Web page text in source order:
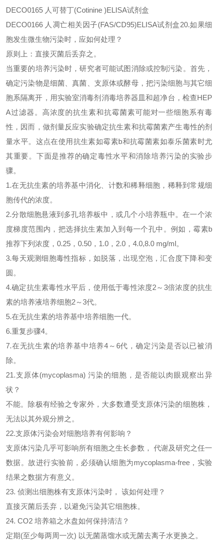
DECO0165 人可替丁(Cotinine )ELISA试剂盒
DECO0166 人凋亡相关因子(FAS/CD95)ELISA试剂盒20.如果细
胞发生微生物污染时，应如何处理？
原则上：直接灭菌后丢弃之。
当重要的培养污染时，研究者可能试图消除或控制污染。首先，
确定污染物是细菌、真菌、支原体或酵母，把污染细胞与其它细
胞系隔离开，用实验室消毒剂消毒培养器皿和超净台，检查HEP
A过滤器。 高浓度的抗生素和抗霉菌素可能对一些细胞系有毒
性，因而，做剂量反应实验确定抗生素和抗霉菌素产生毒性的剂
量水平。这点在使用抗生素如霉素b和抗霉菌素如泰乐菌素时尤
其重要。下面是推荐的确定毒性水平和消除培养污染的实验步
骤。
1.在无抗生素的培养基中消化、计数和稀释细胞，稀释到常规细
胞传代的浓度。
2.分散细胞悬液到多孔培养板中，或几个小培养瓶中。在一个浓
度梯度范围内，把选择抗生素加入到每一个孔中。例如，霉素b
推荐下列浓度， 0.25，0.50，1.0，2.0，4.0,8.0 mg/ml。
3.每天观测细胞毒性指标，如脱落，出现空泡，汇合度下降和变
圆。
4.确定抗生素毒性水平后，使用低于毒性浓度2～3倍浓度的抗生
素的培养液培养细胞2～3代。
5.在无抗生素的培养基中培养细胞一代。
6.重复步骤4。
7.在无抗生素的培养基中培养4～6代，确定污染是否以已被消
除。
21.支原体(mycoplasma) 污染的细胞，是否能以肉眼观察出异
状？
不能。除极有经验之专家外，大多数遭受支原体污染的细胞株，
无法以其外观分辨之。
22.支原体污染会对细胞培养有何影响？
支原体污染几乎可影响所有细胞之生长参数， 代谢及研究之任一
数据。故进行实验前，必须确认细胞为mycoplasma-free，实验
结果之数据方有意义。
23. 侦测出细胞株有支原体污染时， 该如何处理？
直接灭菌后丢弃，以避免污染其它细胞株。
24. CO2 培养箱之水盘如何保持清洁？
定期(至少每两周一次) 以无菌蒸馏水或无菌去离子水更换之。